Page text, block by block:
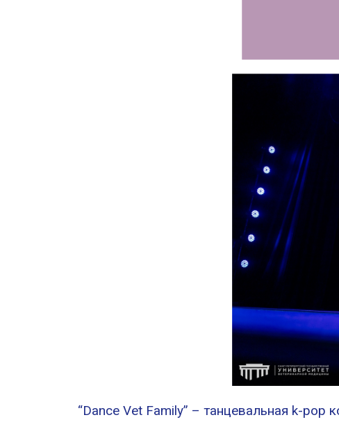
“Dance Vet Family” – танцевальная k-